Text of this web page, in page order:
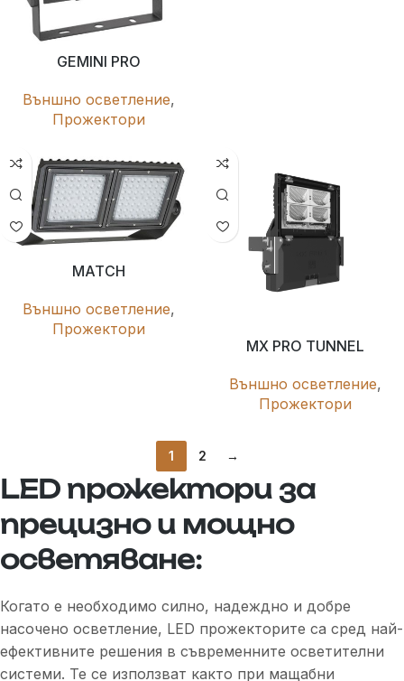
GEMINI PRO
Външно осветление,
Прожектори
MATCH
Външно осветление,
Прожектори
MX PRO TUNNEL
Външно осветление,
Прожектори
1 2 →
LED прожектори за
прецизно и мощно
осветяване:
Когато е необходимо силно, надеждно и добре
насочено осветление, LED прожекторите са сред най-
ефективните решения в съвременните осветителни
системи. Те се използват както при мащабни